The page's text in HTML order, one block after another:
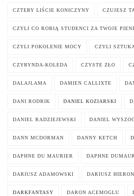
CZTERY LIŚCIE KONICZYNY CZUJESZ
CZYLI CO ROBIĄ STUDENCI ZA TWOJE
CZYLI POKOLENIE MOCY CZYLI
CZYRYNDA-KOLEDA CZYSTE ZŁO
DALAJLAMA DAMIEN CALLIXTE
DANI RODRIK DANIEL KOZIARSKI
DANIEL RADZIEJEWSKI DANIEL
DANN MCDORMAN DANNY KETCH
DAPHNE DU MAURIER DAPHNE
DARIUSZ ADAMOWSKI DARIUSZ
DARKFANTASY DARON ACEMOGLU